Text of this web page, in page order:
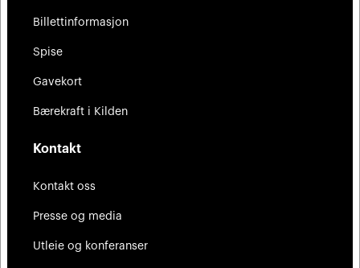
Billettinformasjon
Spise
Gavekort
Bærekraft i Kilden
Kontakt
Kontakt oss
Presse og media
Utleie og konferanser